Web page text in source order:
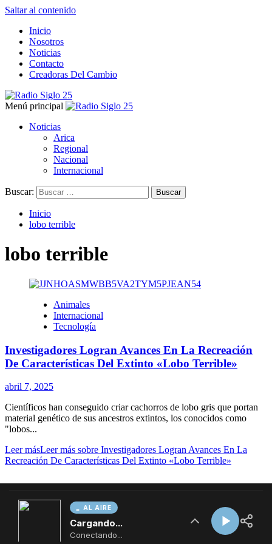
AL AIRE
Cargando...
Conectando...